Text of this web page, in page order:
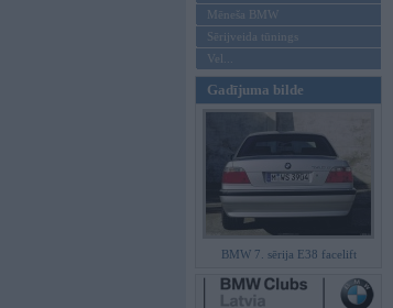
Mēneša BMW
Sērijveida tūnings
Vel...
Gadījuma bilde
BMW 7. sērija E38 facelift